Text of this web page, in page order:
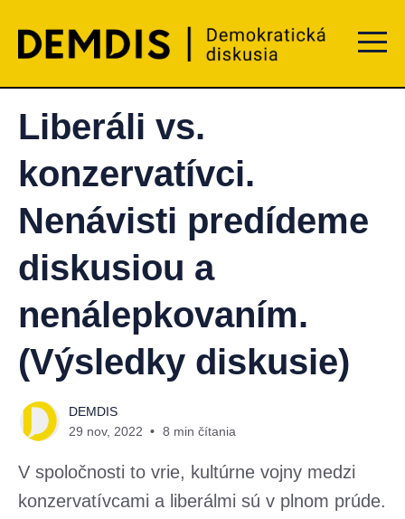
Menu
Liberáli vs.
konzervatívci.
Nenávisti predídeme
diskusiou a
nenálepkovaním.
(Výsledky diskusie)
DEMDIS
29 nov, 2022
8 min čítania
V spoločnosti to vrie, kultúrne vojny medzi
konzervatívcami a liberálmi sú v plnom prúde.